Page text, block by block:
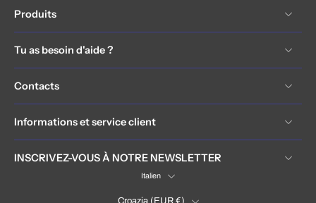
Produits
Tu as besoin d'aide ?
Contacts
Informations et service client
INSCRIVEZ-VOUS À NOTRE NEWSLETTER
Italien
Croazia ‎(EUR €)‎